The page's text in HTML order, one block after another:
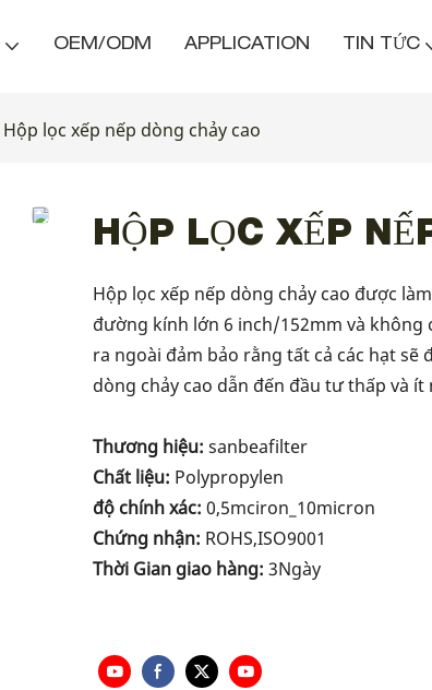
OEM/ODM APPLICATION TIN TỨC
Hộp lọc xếp nếp dòng chảy cao
HỘP LỌC XẾP
Hộp lọc xếp nếp dòng chảy cao được
đường kính lớn 6 inch/152mm và
ra ngoài đảm bảo rằng tất cả các hạt
dòng chảy cao dẫn đến đầu tư thấp và
Thương hiệu: sanbeafilter
Chất liệu: Polypropylen
độ chính xác: 0,5mciron_10micron
Chứng nhận: ROHS,ISO9001
Thời Gian giao hàng: 3Ngày